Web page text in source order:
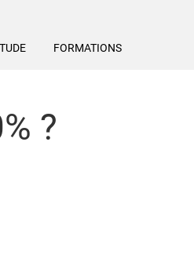
FORMATIONS
?